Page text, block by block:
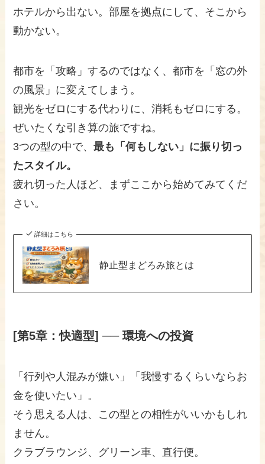
ホテルから出ない。部屋を拠点にして、そこから
動かない。
都市を「攻略」するのではなく、都市を「窓の外
の風景」に変えてしまう。
観光をゼロにする代わりに、消耗もゼロにする。
ぜいたくな引き算の旅ですね。
3つの型の中で、最も「何もしない」に振り切っ
たスタイル。
疲れ切った人ほど、まずここから始めてみてくだ
さい。
詳細はこちら
静止型まどろみ旅とは
[第5章：快適型] ── 環境への投資
「行列や人混みが嫌い」「我慢するくらいならお
金を使いたい」。
そう思える人は、この型との相性がいいかもしれ
ません。
クラブラウンジ、グリーン車、直行便。